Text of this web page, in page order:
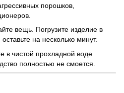
порошков,
вещь. Погрузите изделие в
на несколько минут.
в чистой прохладной воде
полностью не смоется.